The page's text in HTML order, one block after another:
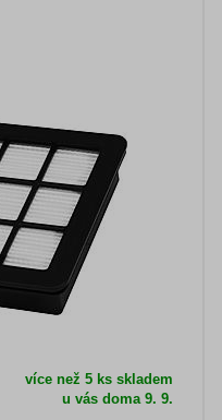
více než 5 ks skladem
u vás doma 9. 9.